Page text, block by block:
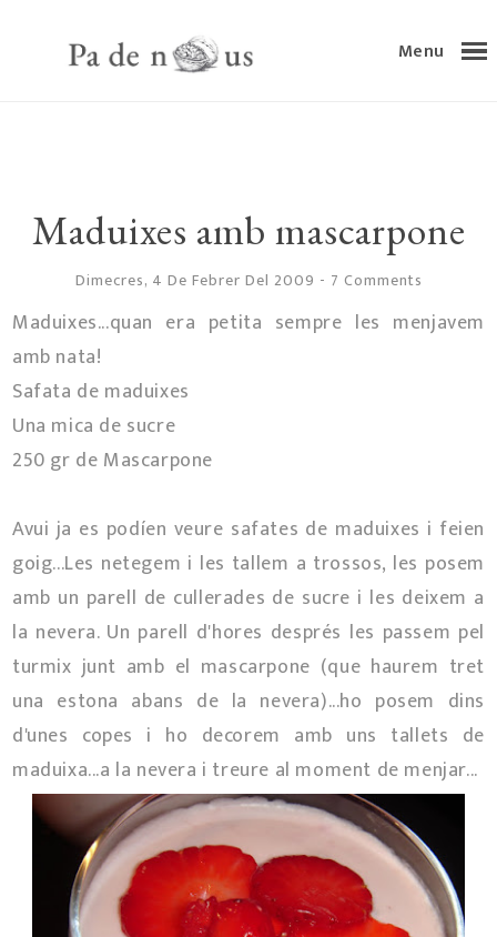
Menu
Maduixes amb mascarpone
Dimecres, 4 De Febrer Del 2009 - 7 Comments
Maduixes...quan era petita sempre les menjavem
amb nata!
Safata de maduixes
Una mica de sucre
250 gr de Mascarpone
Avui ja es podíen veure safates de maduixes i feien
goig...Les netegem i les tallem a trossos, les posem
amb un parell de cullerades de sucre i les deixem a
la nevera. Un parell d'hores després les passem pel
turmix junt amb el mascarpone (que haurem tret
una estona abans de la nevera)...ho posem dins
d'unes copes i ho decorem amb uns tallets de
maduixa...a la nevera i treure al moment de menjar...